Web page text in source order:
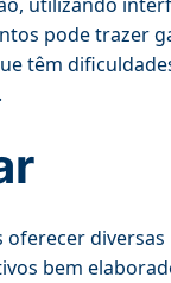
pode trazer
têm
bem